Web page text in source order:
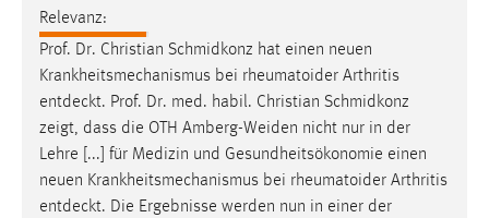
Relevanz:
Prof. Dr. Christian Schmidkonz hat einen neuen
Krankheitsmechanismus bei rheumatoider Arthritis
entdeckt. Prof. Dr. med. habil. Christian Schmidkonz
zeigt, dass die OTH Amberg-Weiden nicht nur in der
Lehre [...] für Medizin und Gesundheitsökonomie einen
neuen Krankheitsmechanismus bei rheumatoider Arthritis
entdeckt. Die Ergebnisse werden nun in einer der
Zweck:
Für performante Seitenauslieferung wird in diesem Cookie
gespeichert, ob man eingeloggt ist.
Sprachpräferenz
Name:
site-language-preference